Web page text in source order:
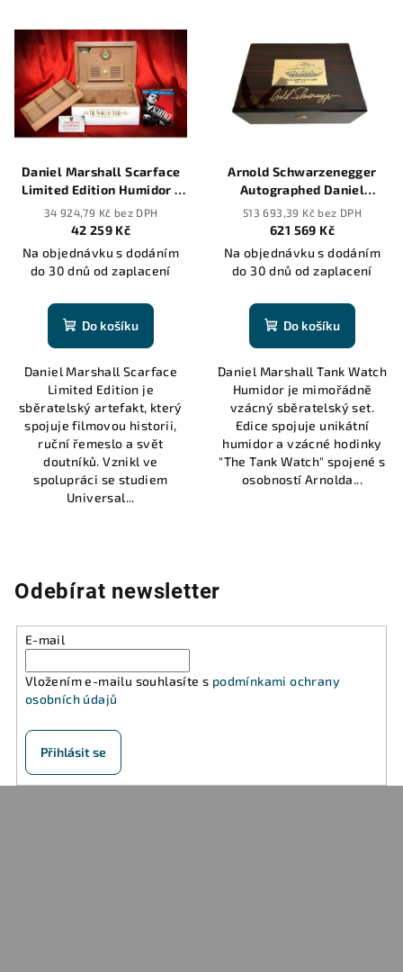
Daniel Marshall Scarface
Limited Edition Humidor -
100 cigars
34 924,79 Kč bez DPH
42 259 Kč
Na objednávku s dodáním
do 30 dnů od zaplacení
Do košíku
Daniel Marshall Scarface
Limited Edition je
sběratelský artefakt, který
spojuje filmovou historii,
ruční řemeslo a svět
doutníků. Vznikl ve
spolupráci se studiem
Universal...
Arnold Schwarzenegger
Autographed Daniel
Marshall "The Tank Watch"
Humidor
513 693,39 Kč bez DPH
621 569 Kč
Na objednávku s dodáním
do 30 dnů od zaplacení
Do košíku
Daniel Marshall Tank Watch
Humidor je mimořádně
vzácný sběratelský set.
Edice spojuje unikátní
humidor a vzácné hodinky
"The Tank Watch" spojené s
osobností Arnolda...
Odebírat newsletter
E-mail
Vložením e-mailu souhlasíte s podmínkami ochrany
osobních údajů
Přihlásit se